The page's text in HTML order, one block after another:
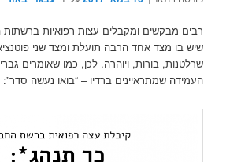
רבים מבקשים ומקבלים עצות רפואיות ברשתות
שיש בו מצד אחד הרבה תועלת ומצד שני
שרלטנות, בורות, ויוהרה. לכן, כמו שאומרים
העמידה שמתראיינים ברדיו – “בואו נעשה סדר”: